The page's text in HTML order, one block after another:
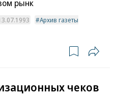
рынк
Архив газеты
чеков